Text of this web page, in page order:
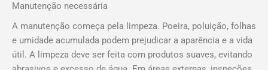
Manutenção necessária
A manutenção começa pela limpeza. Poeira, poluição, folhas
e umidade acumulada podem prejudicar a aparência e a vida
útil. A limpeza deve ser feita com produtos suaves, evitando